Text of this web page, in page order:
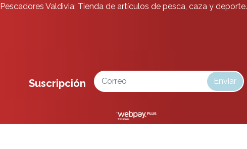
Pescadores Valdivia: Tienda de artículos de pesca, caza y deporte.
Suscripción Enviar